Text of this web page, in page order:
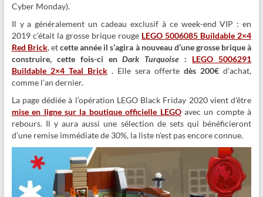
Cyber Monday).
Il y a généralement un cadeau exclusif à ce week-end VIP : en
2019 c’était la grosse brique rouge LEGO 5006085 Buildable 2×4
Red Brick, etcette année il s’agira à nouveau d’une grosse brique à
construire, cette fois-ci enDark Turquoise : LEGO 5006291
Buildable 2×4 Teal Brick . Elle sera offertedès 200€ d’achat,
comme l’an dernier.
La page dédiée à l’opération LEGO Black Friday 2020 vient d’être
mise en ligne sur la boutique officielle LEGOavec un compte à
rebours. Il y aura aussi une sélection de sets qui bénéficieront
d’une remise immédiate de 30%, la liste n’est pas encore connue.